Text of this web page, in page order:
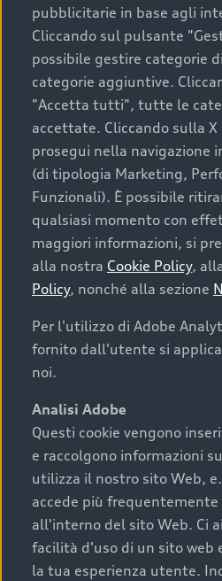
Scegliere un’auto usata è una
convenienza, affidabilità e
acquisto sicuro, è essenziale
determinanti come la garanzia
marchio. Audi offre l’auto
Prima Scelta :plus
Cosa sapere
acquistare la tua
auto
I requisiti fondamentali da
acquistare un’auto usata, oltre
chilometraggio: un valore
uno stato migliore del
durata nel tempo;
cronologia dei tagliandi:
completa della vettura
costante e accurata;
pubblicitarie in base agli
Cliccando sul pulsante
possibile gestire categorie
categorie aggiuntive.
"Accetta tutti", tutte le
accettate. Cliccando sulla
prosegui nella navigazione
(di tipologia Marketing,
Funzionali). È possibile
qualsiasi momento con
maggiori informazioni, si
alla nostra Cookie Policy,
Policy, nonché alla sezione
Per l'utilizzo di Adobe
fornito dall'utente si applica
noi.
Analisi Adobe
Questi cookie vengono
e raccolgono informazioni
utilizza il nostro sito Web,
accede più frequentemente
all'interno del sito Web. Ci
facilità d'uso di un sito web
la tua esperienza utente.